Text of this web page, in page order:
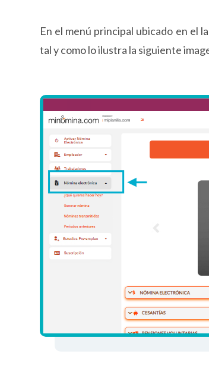
En el menú principal ubicado en el
tal y como lo ilustra la siguiente